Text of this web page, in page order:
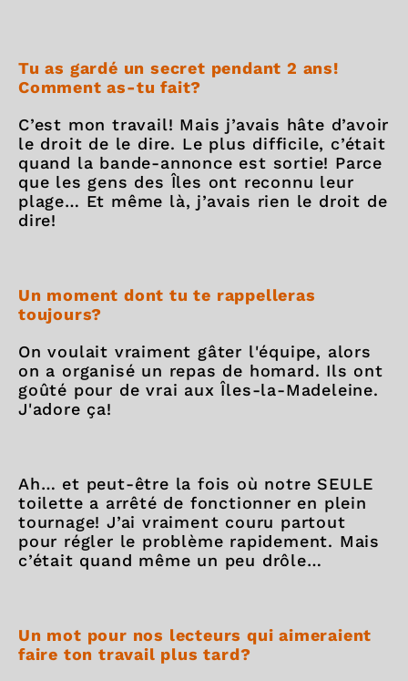
Tu as gardé un secret pendant 2 ans!
Comment as-tu fait?
C’est mon travail! Mais j’avais hâte d’avoir
le droit de le dire. Le plus difficile, c’était
quand la bande-annonce est sortie! Parce
que les gens des Îles ont reconnu leur
plage… Et même là, j’avais rien le droit de
dire!
Un moment dont tu te rappelleras
toujours?
On voulait vraiment gâter l'équipe, alors
on a organisé un repas de homard. Ils ont
goûté pour de vrai aux Îles-la-Madeleine.
J'adore ça!
Ah… et peut-être la fois où notre SEULE
toilette a arrêté de fonctionner en plein
tournage! J’ai vraiment couru partout
pour régler le problème rapidement. Mais
c’était quand même un peu drôle…
Un mot pour nos lecteurs qui aimeraient
faire ton travail plus tard?